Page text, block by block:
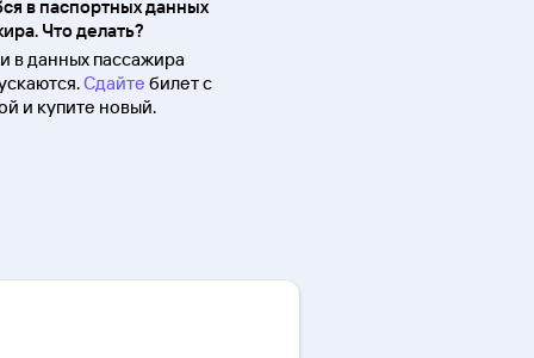
в паспортных данных
Что делать?
в данных пассажира
Сдайте билет с
и купите новый.